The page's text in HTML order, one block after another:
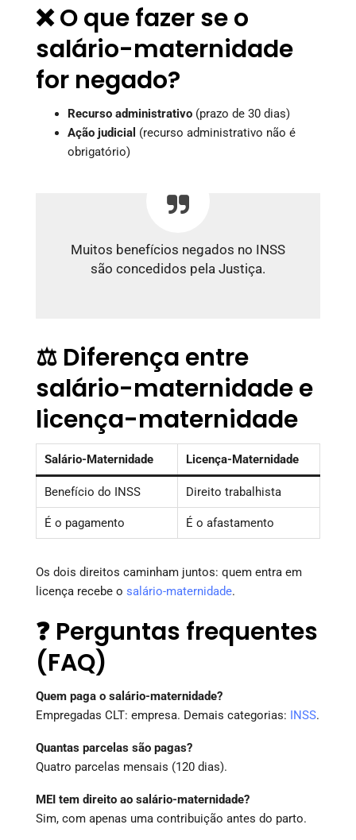
❌ O que fazer se o
salário-maternidade
for negado?
Recurso administrativo (prazo de 30 dias)
Ação judicial (recurso administrativo não é
obrigatório)
Muitos benefícios negados no INSS
são concedidos pela Justiça.
⚖️ Diferença entre
salário-maternidade e
licença-maternidade
Salário-Maternidade Licença-Maternidade
Benefício do INSS Direito trabalhista
É o pagamento É o afastamento
Os dois direitos caminham juntos: quem entra em
licença recebe o salário-maternidade.
❓ Perguntas frequentes
(FAQ)
Quem paga o salário-maternidade?
Empregadas CLT: empresa. Demais categorias: INSS.
Quantas parcelas são pagas?
Quatro parcelas mensais (120 dias).
MEI tem direito ao salário-maternidade?
Sim, com apenas uma contribuição antes do parto.